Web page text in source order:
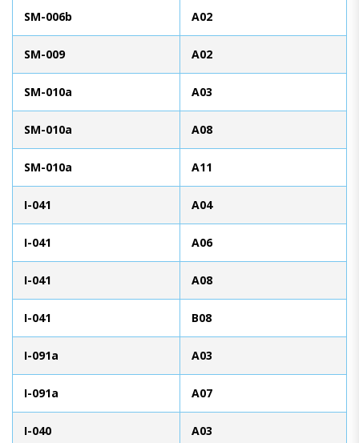
SM-006b A02
SM-009 A02
SM-010a A03
SM-010a A08
SM-010a A11
I-041 A04
I-041 A06
I-041 A08
I-041 B08
I-091a A03
I-091a A07
I-040 A03